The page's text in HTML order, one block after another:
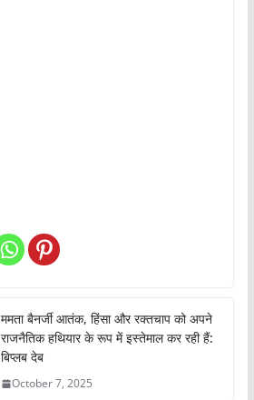
ममता बैनर्जी आतंक, हिंसा और रक्तचाप को अपने
राजनैतिक हथियार के रूप में इस्तेमाल कर रही हैं:
बिप्लब देब
October 7, 2025